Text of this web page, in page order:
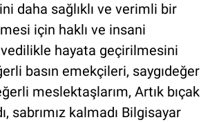
daha sağlıklı ve verimli bir
için haklı ve insani
hayata geçirilmesini
basın emekçileri, saygıdeğer
meslektaşlarım, Artık bıçak
sabrımız kalmadı Bilgisayar